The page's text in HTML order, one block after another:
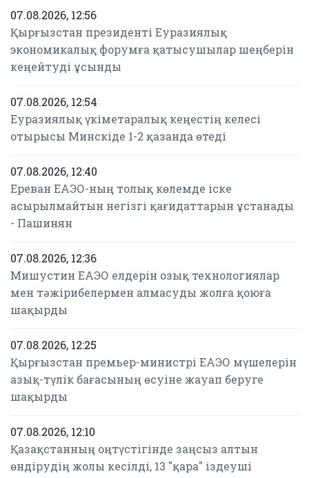
07.08.2026, 12:56
Қырғызстан президенті Еуразиялық
экономикалық форумға қатысушылар шеңберін
кеңейтуді ұсынды
07.08.2026, 12:54
Еуразиялық үкіметаралық кеңестің келесі
отырысы Минскіде 1-2 қазанда өтеді
07.08.2026, 12:40
Ереван ЕАЭО-ның толық көлемде іске
асырылмайтын негізгі қағидаттарын ұстанады
- Пашинян
07.08.2026, 12:36
Мишустин ЕАЭО елдерін озық технологиялар
мен тәжірибелермен алмасуды жолға қоюға
шақырды
07.08.2026, 12:25
Қырғызстан премьер-министрі ЕАЭО мүшелерін
азық-түлік бағасының өсуіне жауап беруге
шақырды
07.08.2026, 12:10
Қазақстанның оңтүстігінде заңсыз алтын
өндірудің жолы кесілді, 13 "қара" іздеуші